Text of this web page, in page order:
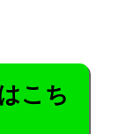
こち